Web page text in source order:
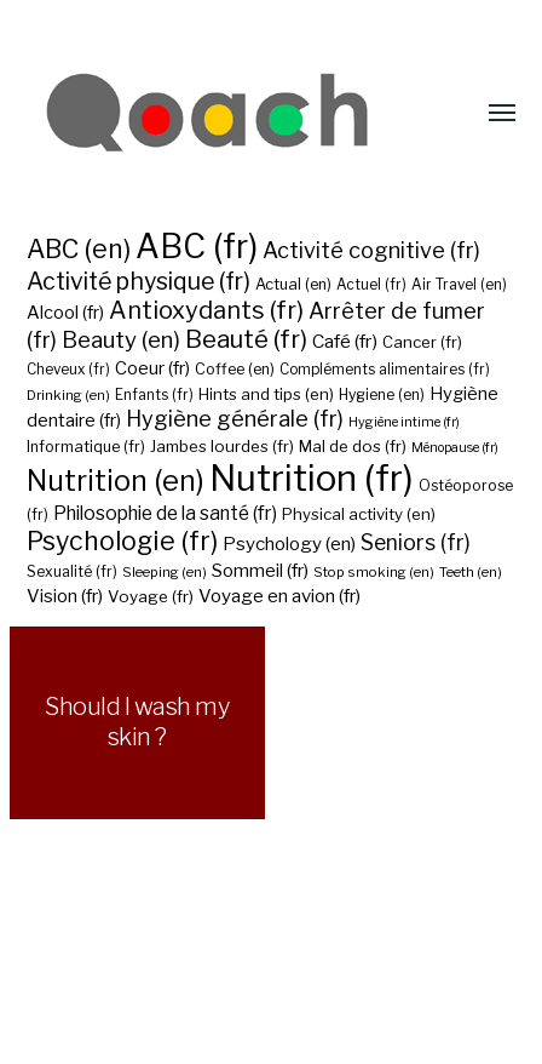
ABC (en) ABC (fr) Activité cognitive (fr)
Activité physique (fr) Actual (en) Actuel (fr) Air Travel (en)
Alcool (fr) Antioxydants (fr) Arrêter de fumer
(fr) Beauty (en) Beauté (fr) Café (fr) Cancer (fr)
Cheveux (fr) Coeur (fr) Coffee (en) Compléments alimentaires (fr)
Drinking (en) Enfants (fr) Hints and tips (en) Hygiene (en) Hygiène
dentaire (fr) Hygiène générale (fr) Hygiène intime (fr)
Informatique (fr) Jambes lourdes (fr) Mal de dos (fr) Ménopause (fr)
Nutrition (en) Nutrition (fr) Ostéoporose
(fr) Philosophie de la santé (fr) Physical activity (en)
Psychologie (fr) Psychology (en) Seniors (fr)
Sexualité (fr) Sleeping (en) Sommeil (fr) Stop smoking (en) Teeth (en)
Vision (fr) Voyage (fr) Voyage en avion (fr)
Should I wash my
skin ?